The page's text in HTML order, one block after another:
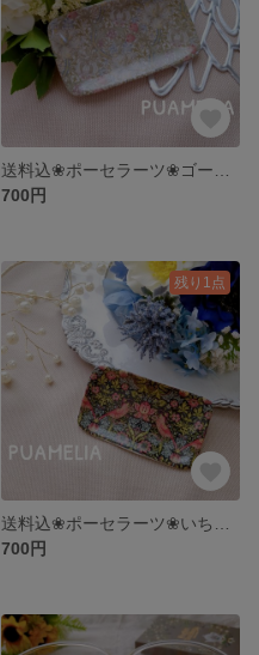
700円
残り1点
700円